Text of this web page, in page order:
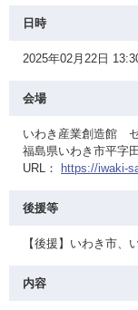
日時
2025年02月22日
会場
いわき産業創造館
福島県いわき市平字
URL：
https://iwaki-
後援等
【後援】いわき市、
内容